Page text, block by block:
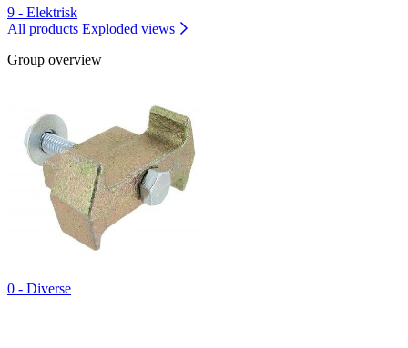
9 - Elektrisk
All products Exploded views
Group overview
0 - Diverse